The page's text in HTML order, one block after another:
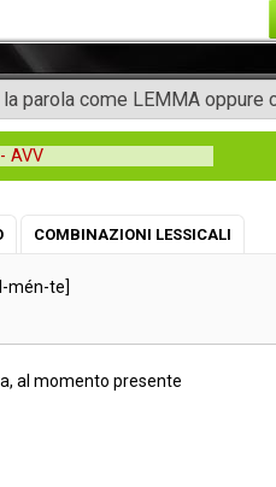
parola come LEMMA oppure
AVV
COMBINAZIONI LESSICALI
mén-te]
, al momento presente